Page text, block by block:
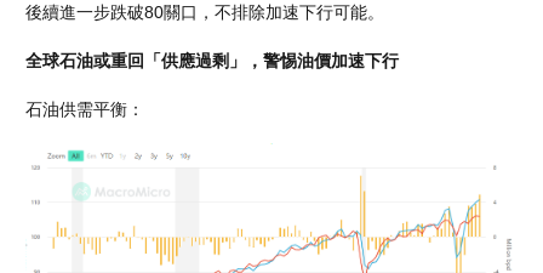
後續進一步跌破80關口，不排除加速下行可能。
全球石油或重回「供應過剩」，警惕油價加速下行
石油供需平衡：